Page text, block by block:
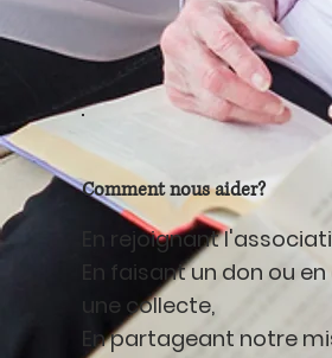
En rejoignant
En faisant un don ou
une collecte,
En partageant notre
Comment nous aider?